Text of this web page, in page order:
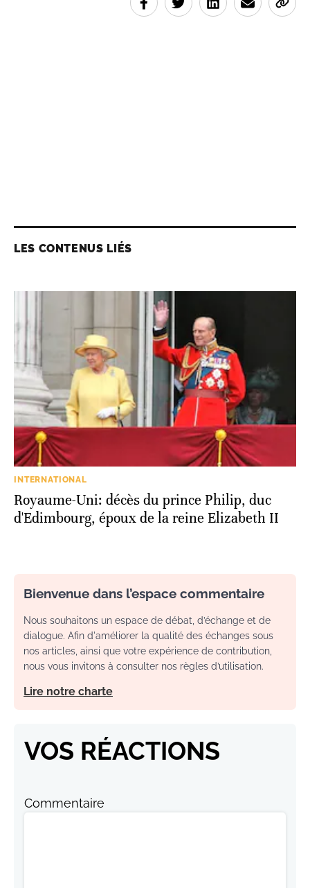
LES CONTENUS LIÉS
INTERNATIONAL
Royaume-Uni: décès du prince Philip, duc
d'Edimbourg, époux de la reine Elizabeth II
Bienvenue dans l’espace commentaire
Nous souhaitons un espace de débat, d’échange et de
dialogue. Afin d'améliorer la qualité des échanges sous
nos articles, ainsi que votre expérience de contribution,
nous vous invitons à consulter nos règles d’utilisation.
Lire notre charte
VOS RÉACTIONS
Commentaire